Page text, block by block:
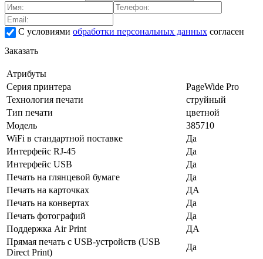
С условиями обработки персональных данных согласен
Заказать
Атрибуты
Серия принтера
PageWide Pro
Технология печати
струйный
Тип печати
цветной
Модель
385710
WiFi в стандартной поставке
Да
Интерфейс RJ-45
Да
Интерфейс USB
Да
Печать на глянцевой бумаге
Да
Печать на карточках
ДА
Печать на конвертах
Да
Печать фотографий
Да
Поддержка Air Print
ДА
Прямая печать с USB-устройств (USB
Direct Print)
Да